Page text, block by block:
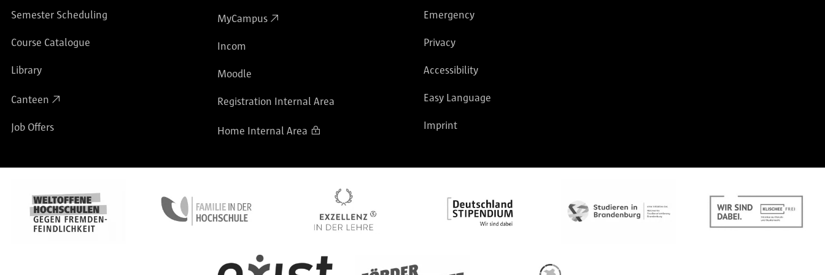
Semester Scheduling
Course Catalogue
Library
Canteen
Job Offers
MyCampus
Incom
Moodle
Registration Internal Area
Home Internal Area
Emergency
Privacy
Accessibility
Easy Language
Imprint